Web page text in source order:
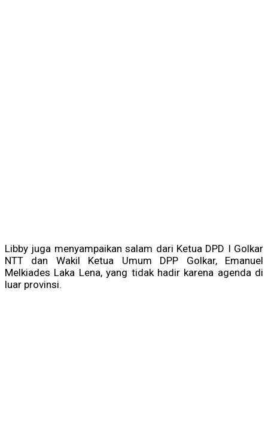
Libby juga menyampaikan salam dari Ketua DPD I Golkar
NTT dan Wakil Ketua Umum DPP Golkar, Emanuel
Melkiades Laka Lena, yang tidak hadir karena agenda di
luar provinsi.